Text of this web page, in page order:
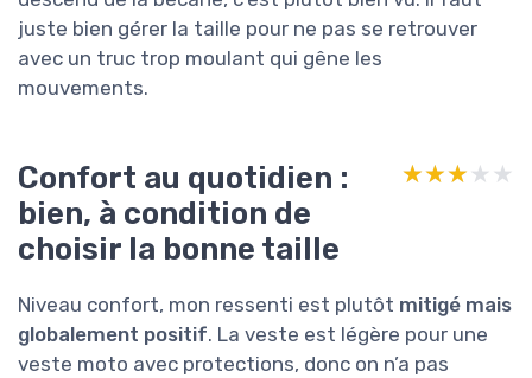
juste bien gérer la taille pour ne pas se retrouver
avec un truc trop moulant qui gêne les
mouvements.
Confort au quotidien :
bien, à condition de
choisir la bonne taille
★★★★★
★★★★★
Niveau confort, mon ressenti est plutôt mitigé mais
globalement positif. La veste est légère pour une
veste moto avec protections, donc on n’a pas